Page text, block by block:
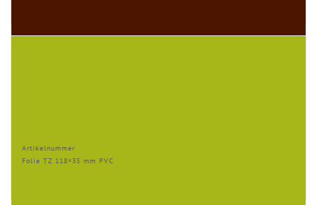
Artikelnummer
Folie TZ 118×35 mm PVC